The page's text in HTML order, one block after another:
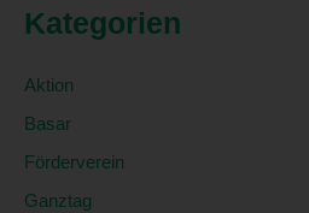
Kategorien
Aktion
Basar
Förderverein
Ganztag
identifizierbaren natürlichen
Behörde, Einrichtung oder
gemeinsam mit anderen über